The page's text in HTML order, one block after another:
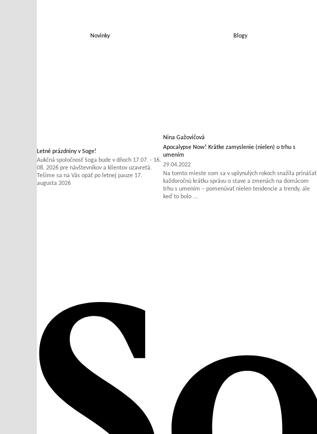
Novinky
Blogy
Letné prázdniny v Soge!
Aukčná spoločnosť Soga bude v dňoch 17.07. - 16.
08. 2026 pre návštevníkov a klientov uzavretá.
Tešíme sa na Vás opäť po letnej pauze 17.
augusta 2026
Nina Gažovičová
Apocalypse Now! Krátke zamyslenie (nielen) o trhu s
umením
29.04.2022
Na tomto mieste som sa v uplynulých rokoch snažila prinášať
každoročnú krátku správu o stave a zmenách na domácom
trhu s umením – pomenúvať nielen tendencie a trendy, ale
keď to bolo ...